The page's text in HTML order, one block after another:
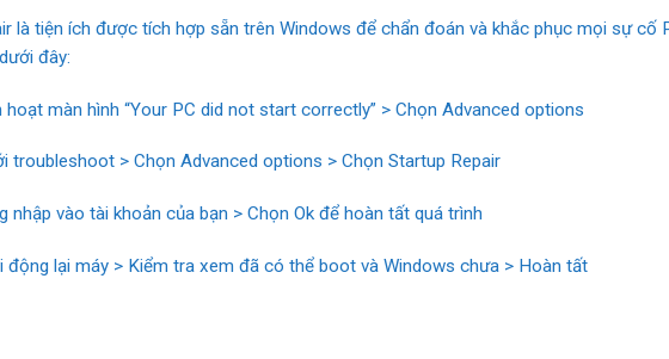
là tiện ích được tích hợp sẵn trên Windows để chẩn đoán và khắc phục mọi sự cố
đây:
hoạt màn hình “Your PC did not start correctly” > Chọn Advanced options
troubleshoot > Chọn Advanced options > Chọn Startup Repair
nhập vào tài khoản của bạn > Chọn Ok để hoàn tất quá trình
động lại máy > Kiểm tra xem đã có thể boot và Windows chưa > Hoàn tất